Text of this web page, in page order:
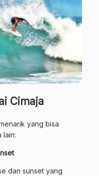
Cimaja
yang bisa
lain:
dan sunset yang